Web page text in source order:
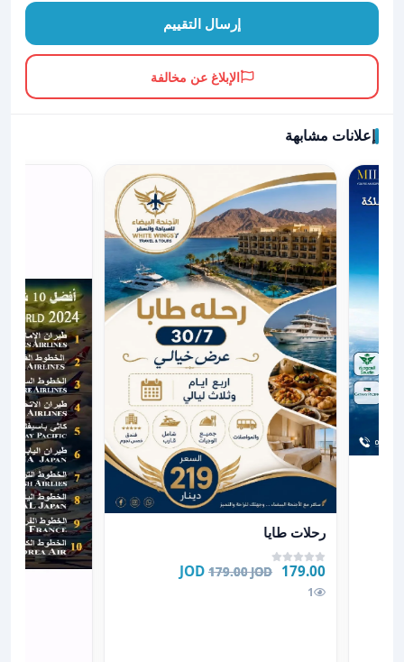
إرسال التقييم
الإبلاغ عن مخالفة
إعلانات مشابهة
والبريه والبحريه .
عرض تفاصيل رحلات طايا
رحلات طايا
179.00 JOD
179.00 JOD
1